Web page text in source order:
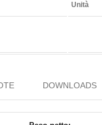
Unità
DOWNLOADS